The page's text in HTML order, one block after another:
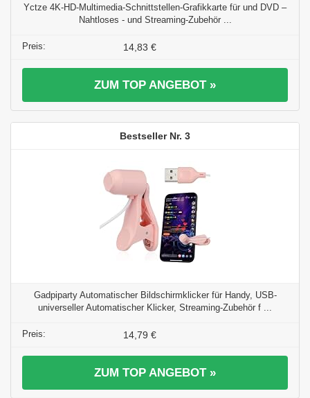
Yctze 4K-HD-Multimedia-Schnittstellen-Grafikkarte für und DVD –
Nahtloses - und Streaming-Zubehör ...
14,83 €
ZUM TOP ANGEBOT »
3
Gadpiparty Automatischer Bildschirmklicker für Handy, USB-
universeller Automatischer Klicker, Streaming-Zubehör f ...
14,79 €
ZUM TOP ANGEBOT »